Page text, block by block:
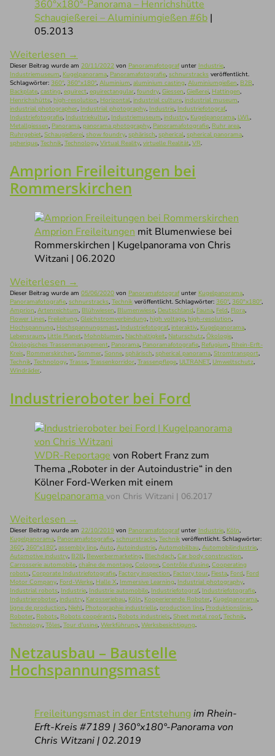
360°x180°-Panorama – Henrichshütte
Schaugießerei – Aluminiumgießen #6b |
05.2013
Weiterlesen →
Dieser Beitrag wurde am 20/11/2022 von Panoramafotografunter Industrie,
Industriemuseum, Kugelpanorama, Panoramafotografie, schnurstracks veröffentlicht.
Schlagwörter: 360°, 360°x180°, Aluminium, aluminium casting, Aluminiumgießen, B2B,
Backplate, casting, equirect, equirectangular, foundry, Giessen, Gießerei, Hattingen,
Henrichshütte, high-resolution, Horizontal, industrial culture, industrial museum,
industrial photographer, Industrial photography, Industrie, Industriefotograf,
Industriefotografie, Industriekultur, Industriemuseum, industry, Kugelpanorama, LWL,
Metallgiessen, Panorama, panorama photography, Panoramafotografie, Ruhr area,
Ruhrgebiet, Schaugießerei, show foundry, sphärisch, spherical, spherical panorama,
spherique, Technik, Technology, Virtual Reality, virtuelle Realität, VR.
Amprion Freileitungen bei
Rommerskirchen
Amprion Freileitungen mit Blumenwiese bei
Rommerskirchen | Kugelpanorama von Chris
Witzani | 06.2020
Weiterlesen →
Dieser Beitrag wurde am 05/06/2020 von Panoramafotografunter Kugelpanorama,
Panoramafotografie, schnurstracks, Technik veröffentlicht. Schlagwörter: 360°, 360°x180°,
Amprion, Artenreichtum, Blühwiesen, Blumenwiese, Deutschland, Fauna, Feld, Flora,
Flower Lines, Freileitung, Gleichstromverbindung, high voltage, high-resolution,
Hochspannung, Hochspannungsmast, Industriefotograf, interaktiv, Kugelpanorama,
Lebensraum, Little Planet, Mohnblumen, Nachhaltigkeit, Naturschutz, Ökologie,
Ökologisches Trassenmanagement, Panorama, Panoramafotografie, Refugium, Rhein-Erft-
Kreis, Rommerskirchen, Sommer, Sonne, sphärisch, spherical panorama, Stromtransport,
Technik, Technology, Trasse, Trassenkorridor, Trassenpflege, ULTRANET, Umweltschutz,
Windräder.
Industrieroboter bei Ford
WDR-Reportage von Robert Franz zum
Thema „Roboter in der Autoindustrie“ in den
Kölner Ford-Werken mit einem
Kugelpanorama von Chris Witzani | 06.2017
Weiterlesen →
Dieser Beitrag wurde am 22/10/2019 von Panoramafotografunter Industrie, Köln,
Kugelpanorama, Panoramafotografie, schnurstracks, Technik veröffentlicht. Schlagwörter:
360°, 360°x180°, assembly line, Auto, Autoindustrie, Automobilbau, Automobilindustrie,
Automotive industry, B2B, Bewerbermarketing, Blechdach, Car body construction,
Carrosserie automobile, chaîne de montage, Cologne, Contrôle d'usine, Cooperating
robots, Corporate Industriefotografie, Factory inspection, Factory tour, Fiesta, Ford, Ford
Motor Company, Ford-Werke, Halle X, Immersive Learning, Industrial photography,
Industrial robots, Industrie, Industrie automobile, Industriefotograf, Industriefotografie,
Industrieroboter, industry, Karosseriebau, Köln, Kooperierende Roboter, Kugelpanorama,
ligne de production, Niehl, Photographie industrielle, production line, Produktionslinie,
Roboter, Robots, Robots coopérants, Robots industriels, Sheet metal roof, Technik,
Technology, Tôles, Tour d'usine, Werkführung, Werksbesichtigung.
Netzausbau – Baustelle
Hochspannungsmast
Freileitungsmast in der Entstehung im Rhein-
Erft-Kreis #7189 | 360°x180°-Panorama von
Chris Witzani | 02.2019